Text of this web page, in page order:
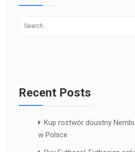
Recent Posts
Kup roztwór doustny
w Polsce